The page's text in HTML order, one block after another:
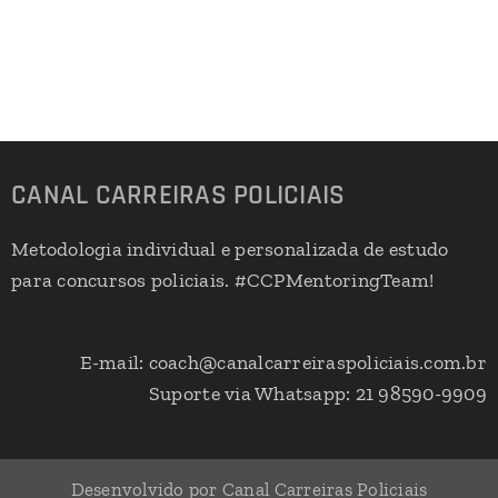
CANAL CARREIRAS POLICIAIS
Metodologia individual e personalizada de estudo
para concursos policiais. #CCPMentoringTeam!
E-mail: coach@canalcarreiraspoliciais.com.br
Suporte via Whatsapp: 21 98590-9909
Desenvolvido por Canal Carreiras Policiais